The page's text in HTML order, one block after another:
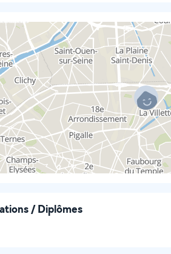
/ Diplômes